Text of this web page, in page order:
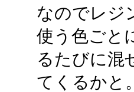
なのでレジ
使う色ごと
るたびに混
てくるかと